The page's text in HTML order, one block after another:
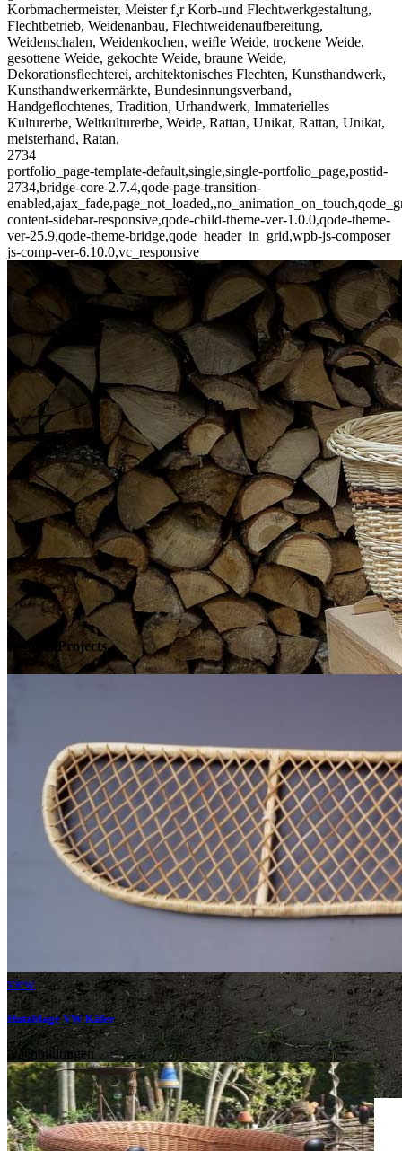
Korbmachermeister, Meister f¸r Korb-und Flechtwerkgestaltung,
Flechtbetrieb, Weidenanbau, Flechtweidenaufbereitung,
Weidenschalen, Weidenkochen, weiﬂe Weide, trockene Weide,
gesottene Weide, gekochte Weide, braune Weide,
Dekorationsflechterei, architektonisches Flechten, Kunsthandwerk,
Kunsthandwerkermärkte, Bundesinnungsverband,
Handgeflochtenes, Tradition, Urhandwerk, Immaterielles
Kulturerbe, Weltkulturerbe, Weide, Rattan, Unikat, Rattan, Unikat,
meisterhand, Ratan,
2734
portfolio_page-template-default,single,single-portfolio_page,postid-
2734,bridge-core-2.7.4,qode-page-transition-
content-sidebar-responsive,qode-child-theme-ver-1.0.0,qode-theme-
ver-25.9,qode-theme-bridge,qode_header_in_grid,wpb-js-composer
js-comp-ver-6.10.0,vc_responsive
Related Projects
view
Hutablage VW Käfer
Nachbildungen